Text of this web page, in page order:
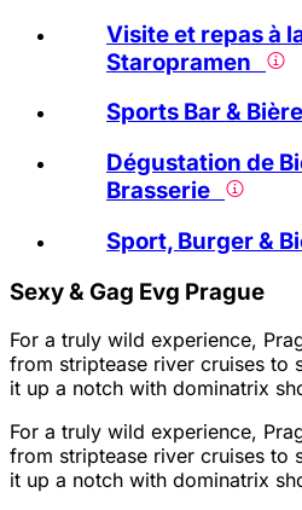
Visite et repas à
Staropramen
Sports Bar &
Dégustation de
Brasserie
Sport, Burger &
Sexy & Gag Evg Prague
For a truly wild experience,
from striptease river cruises to
it up a notch with dominatrix
For a truly wild experience,
from striptease river cruises to
it up a notch with dominatrix